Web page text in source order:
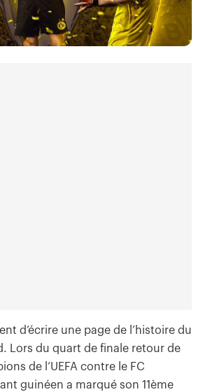
d’écrire une page de l’histoire du
Lors du quart de finale retour de
de l’UEFA contre le FC
guinéen a marqué son 11ème